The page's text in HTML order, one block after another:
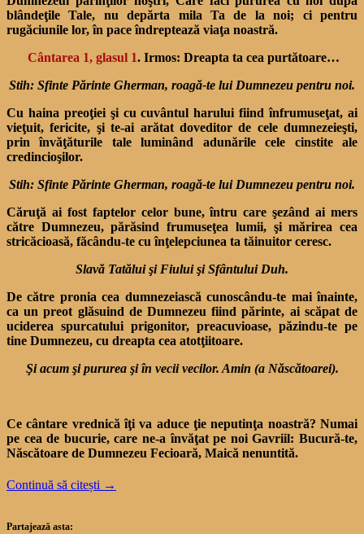
blândeţile Tale, nu depărta mila Ta de la noi; ci pentru
rugăciunile lor, în pace îndreptează viaţa noastră.
Cântarea 1, glasul 1. Irmos: Dreapta ta cea purtătoare…
Stih: Sfinte Părinte Gherman, roagă-te lui Dumnezeu pentru noi.
Cu haina preoţiei şi cu cuvântul harului fiind înfrumuseţat, ai
vieţuit, fericite, şi te-ai arătat doveditor de cele dumnezeieşti,
prin învăţăturile tale luminând adunările cele cinstite ale
credincioşilor.
Stih: Sfinte Părinte Gherman, roagă-te lui Dumnezeu pentru noi.
Căruţă ai fost faptelor celor bune, întru care şezând ai mers
către Dumnezeu, părăsind frumuseţea lumii, şi mărirea cea
stricăcioasă, făcându-te cu înţelepciunea ta tăinuitor ceresc.
Slavă Tatălui şi Fiului şi Sfântului Duh.
De către pronia cea dumnezeiască cunoscându-te mai înainte,
ca un preot glăsuind de Dumnezeu fiind părinte, ai scăpat de
uciderea spurcatului prigonitor, preacuvioase, păzindu-te pe
tine Dumnezeu, cu dreapta cea atotţiitoare.
Şi acum şi pururea şi în vecii vecilor. Amin (a Născătoarei).
Ce cântare vrednică îţi va aduce ţie neputinţa noastră? Numai
pe cea de bucurie, care ne-a învăţat pe noi Gavriil: Bucură-te,
Născătoare de Dumnezeu Fecioară, Maică nenuntită.
Continuă să citești →
Partajează asta: